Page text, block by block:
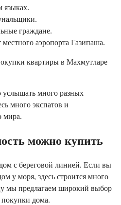
языках.
граждане.
аэропорта Газипаша.
квартиры в Махмутларе
много разных
много экспатов и
мира.
можно купить
с береговой линией. Если вы
у моря, здесь строится много
мы предлагаем широкий выбор
дома.